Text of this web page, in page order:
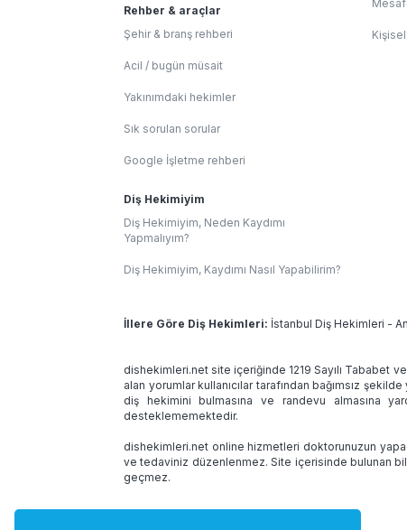
Rehber & araçlar
Şehir & branş rehberi
Acil / bugün müsait
Yakınımdaki hekimler
Sık sorulan sorular
Google İşletme rehberi
Diş Hekimiyim
Diş Hekimiyim, Neden Kaydımı
Yapmalıyım?
Diş Hekimiyim, Kaydımı Nasıl Yapabilirim?
İllere Göre Diş Hekimleri: İstanbul Diş Hekimleri -
dishekimleri.net site içeriğinde 1219 Sayılı Tababet
alan yorumlar kullanıcılar tarafından bağımsız
diş hekimini bulmasına ve randevu almasına
desteklememektedir.
dishekimleri.net online hizmetleri doktorunuzun
ve tedaviniz düzenlenmez. Site içerisinde bulunan
geçmez.